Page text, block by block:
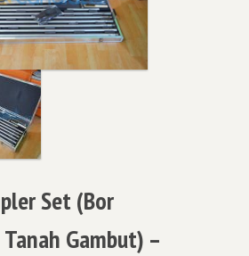
Set (Bor
Gambut) –